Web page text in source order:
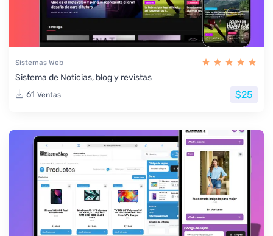
Sistemas Web
Sistema de Noticias, blog y revistas
61 Ventas $25